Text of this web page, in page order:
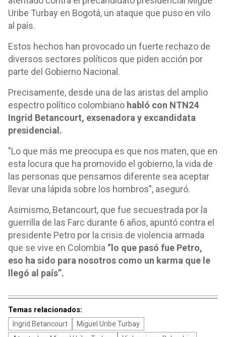
Uribe Turbay en Bogotá, un ataque que puso en vilo
al país.
Estos hechos han provocado un fuerte rechazo de
diversos sectores políticos que piden acción por
parte del Gobierno Nacional.
Precisamente, desde una de las aristas del amplio
espectro político colombiano habló con NTN24
Ingrid Betancourt, exsenadora y excandidata
presidencial.
"Lo que más me preocupa es que nos maten, que en
esta locura que ha promovido el gobierno, la vida de
las personas que pensamos diferente sea aceptar
llevar una lápida sobre los hombros", aseguró.
Asimismo, Betancourt, que fue secuestrada por la
guerrilla de las Farc durante 6 años, apuntó contra el
presidente Petro por la crisis de violencia armada
que se vive en Colombia “lo que pasó fue Petro,
eso ha sido para nosotros como un karma que le
llegó al país”.
Temas relacionados:
Ingrid Betancourt
Miguel Uribe Turbay